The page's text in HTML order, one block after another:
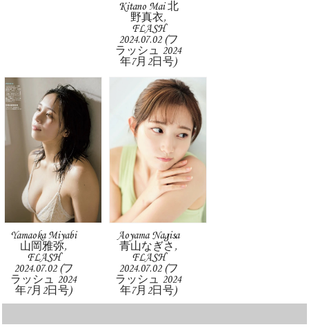
Kitano Mai 北
野真衣,
FLASH
2024.07.02 (フ
ラッシュ 2024
年7月2日号)
Yamaoka Miyabi
山岡雅弥,
FLASH
2024.07.02 (フ
ラッシュ 2024
年7月2日号)
Aoyama Nagisa
青山なぎさ,
FLASH
2024.07.02 (フ
ラッシュ 2024
年7月2日号)